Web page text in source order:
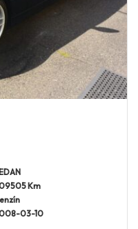
Km
03-10